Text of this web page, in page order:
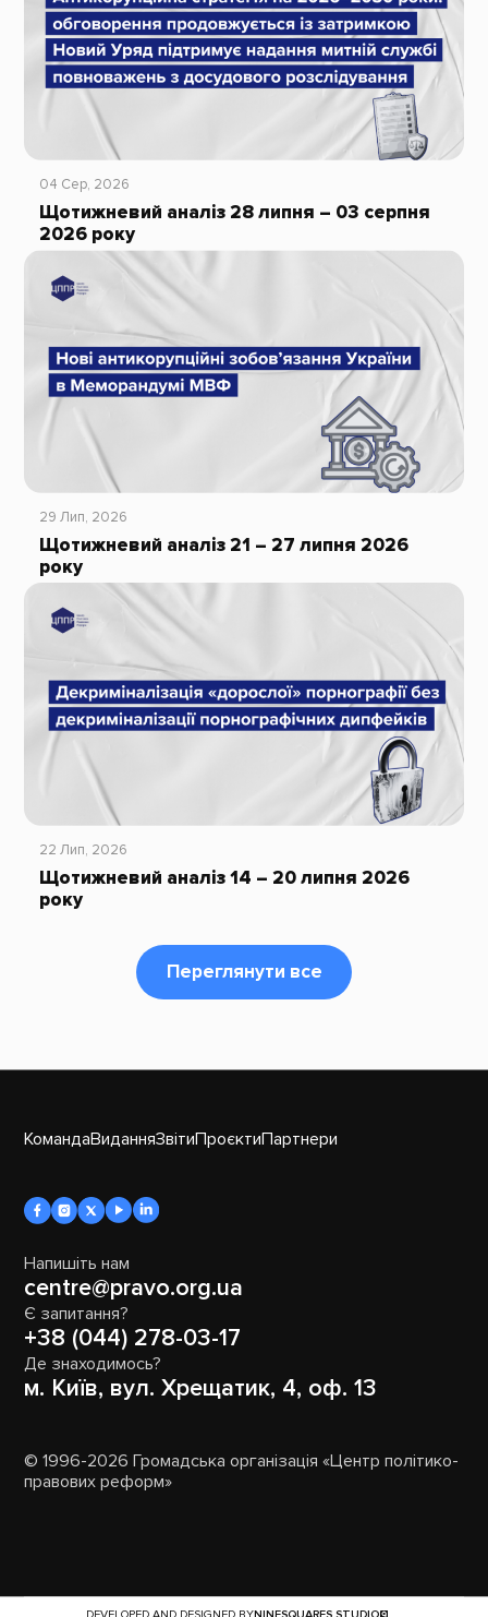
04 Сер, 2026
Щотижневий аналіз 28 липня – 03 серпня
2026 року
29 Лип, 2026
Щотижневий аналіз 21 – 27 липня 2026
року
22 Лип, 2026
Щотижневий аналіз 14 – 20 липня 2026
року
Переглянути все
КомандаВиданняЗвітиПроєктиПартнери
Напишіть нам
centre@pravo.org.ua
Є запитання?
+38 (044) 278-03-17
Де знаходимось?
м. Київ, вул. Хрещатик, 4, оф. 13
© 1996-2026 Громадська організація «Центр політико-
правових реформ»